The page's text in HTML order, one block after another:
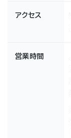
アクセス
営業時間